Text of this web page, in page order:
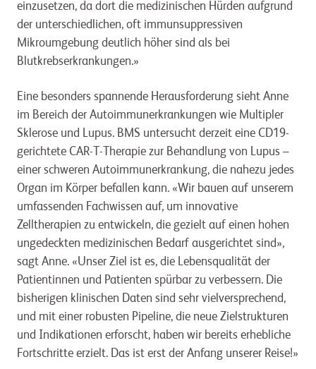
einzusetzen, da dort die medizinischen Hürden aufgrund
der unterschiedlichen, oft immunsuppressiven
Mikroumgebung deutlich höher sind als bei
Blutkrebserkrankungen.»
Eine besonders spannende Herausforderung sieht Anne
im Bereich der Autoimmunerkrankungen wie Multipler
Sklerose und Lupus. BMS untersucht derzeit eine CD19-
gerichtete CAR-T-Therapie zur Behandlung von Lupus –
einer schweren Autoimmunerkrankung, die nahezu jedes
Organ im Körper befallen kann. «Wir bauen auf unserem
umfassenden Fachwissen auf, um innovative
Zelltherapien zu entwickeln, die gezielt auf einen hohen
ungedeckten medizinischen Bedarf ausgerichtet sind»,
sagt Anne. «Unser Ziel ist es, die Lebensqualität der
Patientinnen und Patienten spürbar zu verbessern. Die
bisherigen klinischen Daten sind sehr vielversprechend,
und mit einer robusten Pipeline, die neue Zielstrukturen
und Indikationen erforscht, haben wir bereits erhebliche
Fortschritte erzielt. Das ist erst der Anfang unserer Reise!»